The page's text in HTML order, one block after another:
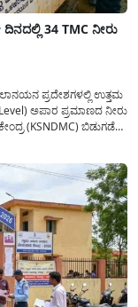
34 TMC ನೀರು
ಪ್ರದೇಶಗಳಲ್ಲಿ ಉತ್ತಮ
ಅಪಾರ ಪ್ರಮಾಣದ ನೀರು
(KSNDMC) ಬಿಡುಗಡೆ